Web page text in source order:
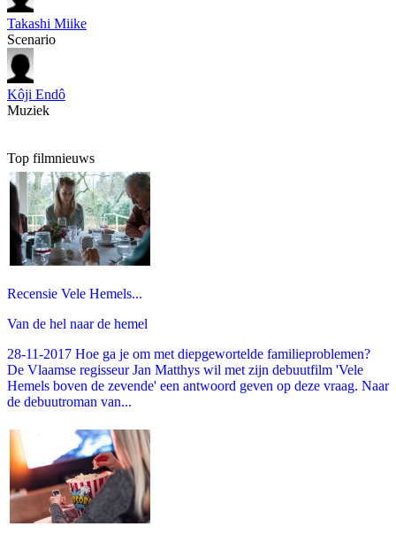
Takashi Miike
Scenario
Kôji Endô
Muziek
Top filmnieuws
Recensie Vele Hemels...
Van de hel naar de hemel
28-11-2017 Hoe ga je om met diepgewortelde familieproblemen?
De Vlaamse regisseur Jan Matthys wil met zijn debuutfilm 'Vele
Hemels boven de zevende' een antwoord geven op deze vraag. Naar
de debuutroman van...